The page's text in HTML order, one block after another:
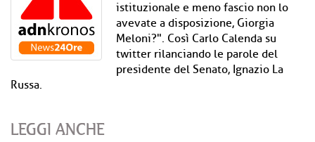
istituzionale e meno fascio non lo
avevate a disposizione, Giorgia
Meloni?". Così Carlo Calenda su
twitter rilanciando le parole del
presidente del Senato, Ignazio La
Russa.
LEGGI ANCHE